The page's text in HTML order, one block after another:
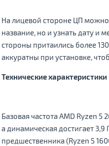
На лицевой стороне ЦП можно
название, но и узнать дату и
стороны притаились более
аккуратны при установке,
Технические характеристики
Базовая частота AMD Ryzen 5
а динамическая достигает 3,9
предшественника (Ryzen 5